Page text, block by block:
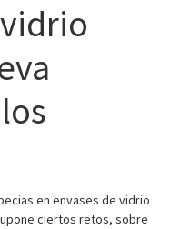
en envases de vidrio
ciertos retos, sobre